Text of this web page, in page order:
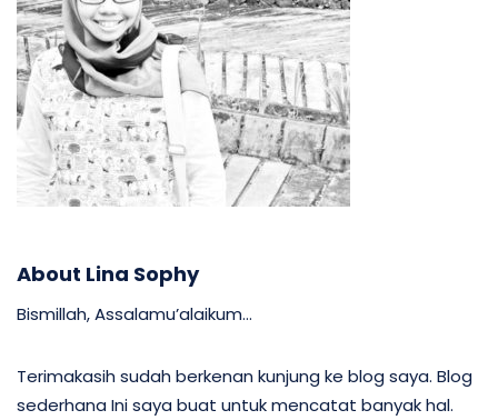
About Lina Sophy
Bismillah, Assalamu’alaikum…
Terimakasih sudah berkenan kunjung ke blog saya. Blog
sederhana Ini saya buat untuk mencatat banyak hal.